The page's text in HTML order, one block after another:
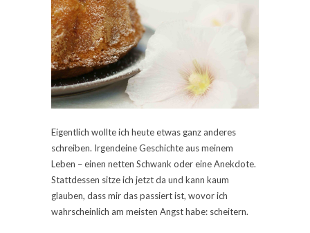
Eigentlich wollte ich heute etwas ganz anderes
schreiben. Irgendeine Geschichte aus meinem
Leben – einen netten Schwank oder eine Anekdote.
Stattdessen sitze ich jetzt da und kann kaum
glauben, dass mir das passiert ist, wovor ich
wahrscheinlich am meisten Angst habe: scheitern.